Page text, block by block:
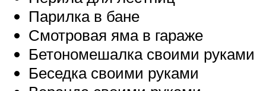
Парилка в бане
Смотровая яма в гараже
Бетономешалка своими руками
Беседка своими руками